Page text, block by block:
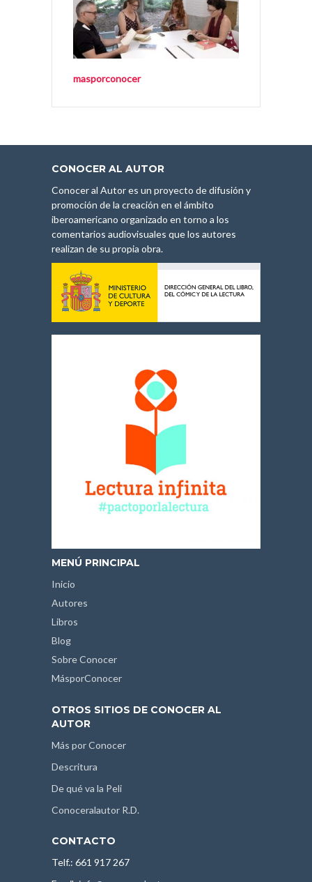
masporconocer
CONOCER AL AUTOR
Conocer al Autor es un proyecto de difusión y
promoción de la creación en el ámbito
iberoamericano organizado en torno a los
comentarios audiovisuales que los autores
realizan de su propia obra.
MENÚ PRINCIPAL
Inicio
Autores
Libros
Blog
Sobre Conocer
MásporConocer
OTROS SITIOS DE CONOCER AL
AUTOR
Más por Conocer
Descritura
De qué va la Peli
Conoceralautor R.D.
CONTACTO
Telf.: 661 917 267